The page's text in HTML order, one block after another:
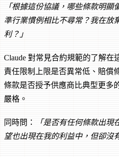
「根據這份協議，哪些條款明
準行業慣例相比不尋常？我在放
利？」
Claude 對常見合約規範的了解
責任限制上限是否異常低、賠償
條款是否授予供應商比典型更多
嚴格。
同時問：
「是否有任何條款出
望也出現在我的利益中，但卻沒